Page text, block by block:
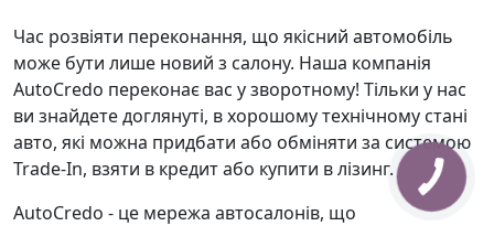
Час розвіяти переконання, що якісний автомобіль
може бути лише новий з салону. Наша компанія
AutoCredo переконає вас у зворотному! Тільки у нас
ви знайдете доглянуті, в хорошому технічному стані
авто, які можна придбати або обміняти за системою
Trade-In, взяти в кредит або купити в лізинг.
AutoCredo - це мережа автосалонів, що
КНОПКА
ЗВ'ЯЗКУ